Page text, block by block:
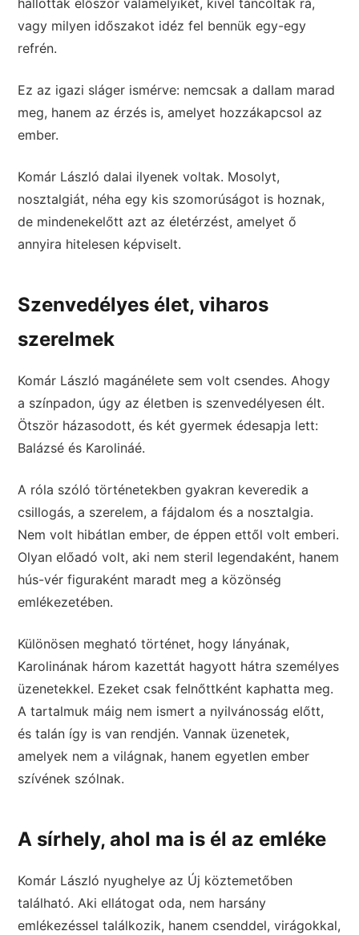
hallották először valamelyiket, kivel táncoltak rá,
vagy milyen időszakot idéz fel bennük egy-egy
refrén.
Ez az igazi sláger ismérve: nemcsak a dallam marad
meg, hanem az érzés is, amelyet hozzákapcsol az
ember.
Komár László dalai ilyenek voltak. Mosolyt,
nosztalgiát, néha egy kis szomorúságot is hoznak,
de mindenekelőtt azt az életérzést, amelyet ő
annyira hitelesen képviselt.
Szenvedélyes élet, viharos
szerelmek
Komár László magánélete sem volt csendes. Ahogy
a színpadon, úgy az életben is szenvedélyesen élt.
Ötször házasodott, és két gyermek édesapja lett:
Balázsé és Karolináé.
A róla szóló történetekben gyakran keveredik a
csillogás, a szerelem, a fájdalom és a nosztalgia.
Nem volt hibátlan ember, de éppen ettől volt emberi.
Olyan előadó volt, aki nem steril legendaként, hanem
hús-vér figuraként maradt meg a közönség
emlékezetében.
Különösen megható történet, hogy lányának,
Karolinának három kazettát hagyott hátra személyes
üzenetekkel. Ezeket csak felnőttként kaphatta meg.
A tartalmuk máig nem ismert a nyilvánosság előtt,
és talán így is van rendjén. Vannak üzenetek,
amelyek nem a világnak, hanem egyetlen ember
szívének szólnak.
A sírhely, ahol ma is él az emléke
Komár László nyughelye az Új köztemetőben
található. Aki ellátogat oda, nem harsány
emlékezéssel találkozik, hanem csenddel, virágokkal,